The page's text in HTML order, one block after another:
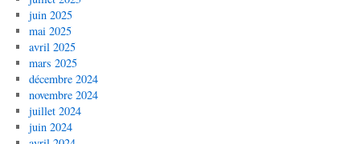
juin 2025
mai 2025
avril 2025
mars 2025
décembre 2024
novembre 2024
juillet 2024
juin 2024